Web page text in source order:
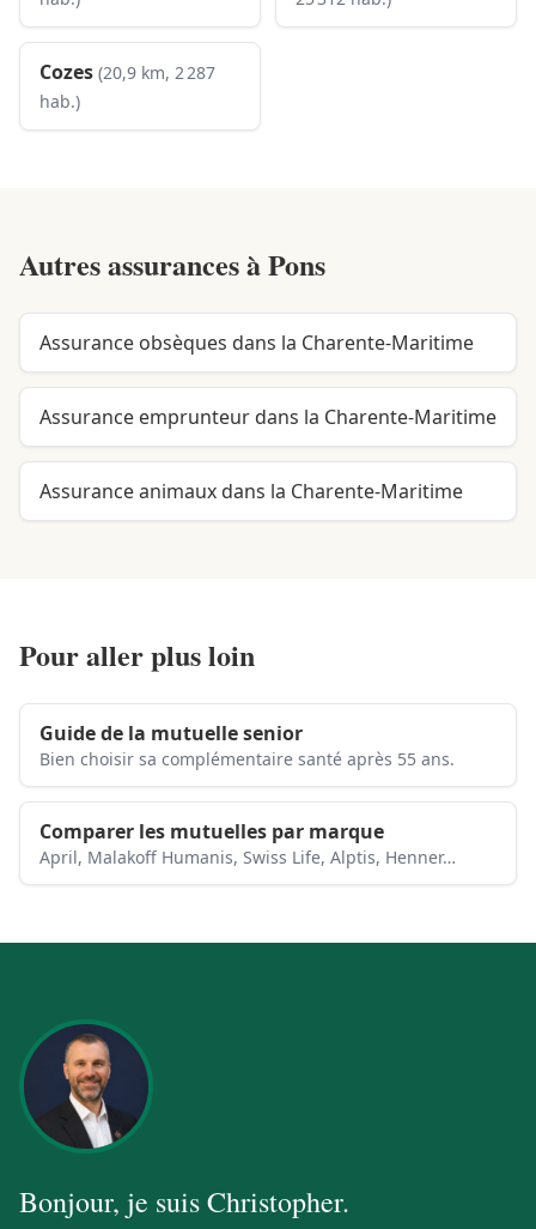
Cozes (20,9 km, 2 287
hab.)
Autres assurances àPons
Assurance obsèques dans la Charente-Maritime
Assurance emprunteur dans la Charente-Maritime
Assurance animaux dans la Charente-Maritime
Pour aller plus loin
Guide de la mutuelle senior
Bien choisir sa complémentaire santé après 55 ans.
Comparer les mutuelles par marque
April, Malakoff Humanis, Swiss Life, Alptis, Henner…
Bonjour, je suisChristopher.